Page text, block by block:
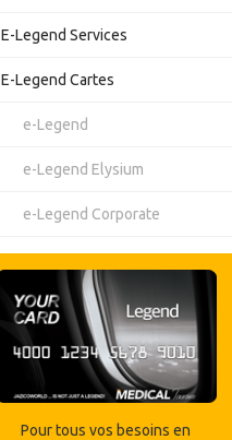
E-Legend Services
E-Legend Cartes
e-Legend
e-Legend Elysium
e-Legend Corporate
Pour tous vos besoins en